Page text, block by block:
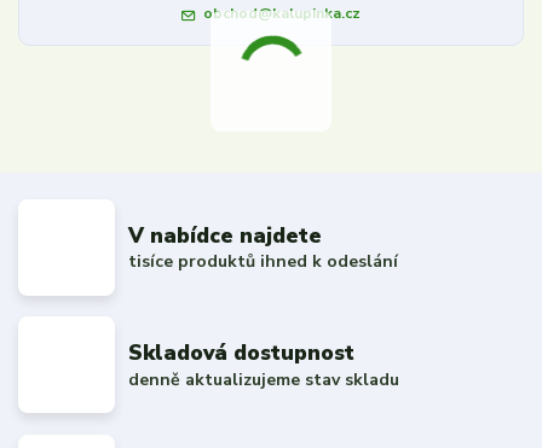
obchod@kalupinka.cz
V nabídce najdete
tisíce produktů ihned k odeslání
Skladová dostupnost
denně aktualizujeme stav skladu